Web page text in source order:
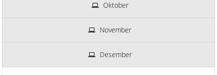
Oktober
November
Desember